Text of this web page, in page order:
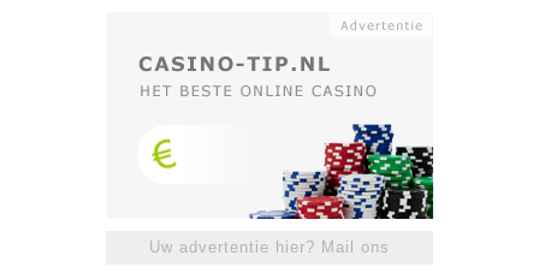
Uw advertentie hier? Mail ons